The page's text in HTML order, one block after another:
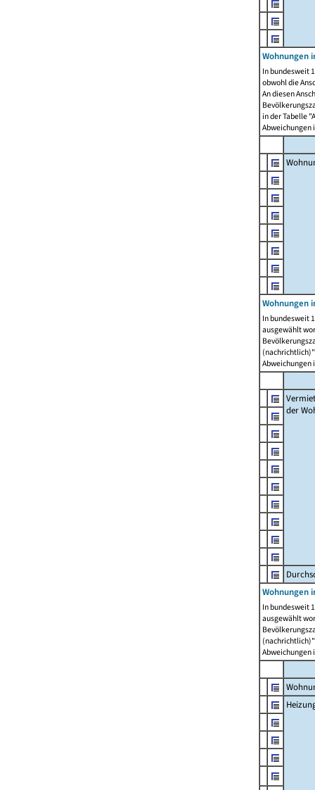
Wohnungen
In bundesweit
obwohl die
An diesen
in der Tabelle
Abweichungen
Wohnungen
In bundesweit
ausgewählt
Abweichungen
der
Wohnungen
In bundesweit
ausgewählt
Abweichungen